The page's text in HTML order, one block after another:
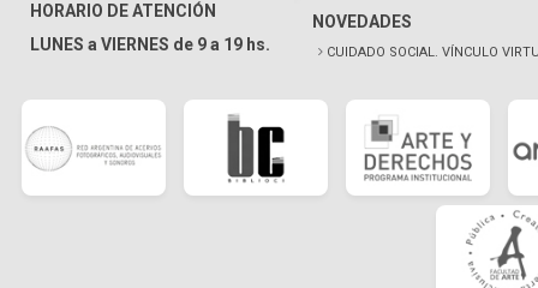
HORARIO DE ATENCIÓN
LUNES a VIERNES de 9 a 19 hs.
NOVEDADES
CUIDADO SOCIAL. VÍNCULO